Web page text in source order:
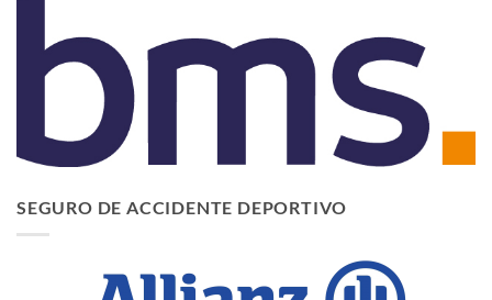
SEGURO DE ACCIDENTE DEPORTIVO